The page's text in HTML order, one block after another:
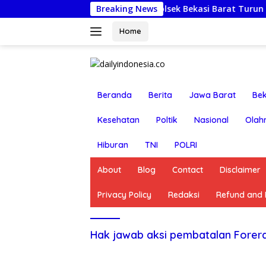
ke
Breaking News
Jumat Berkah: Kapolsek Bekasi Barat Turun Langsung
Home
Beranda Berita Jawa Barat
Kesehatan Poltik Nasional
Hiburan TNI POLRI
About Blog Contact Disclaimer
Privacy Policy Redaksi Refund and
Hak jawab aksi pembatalan